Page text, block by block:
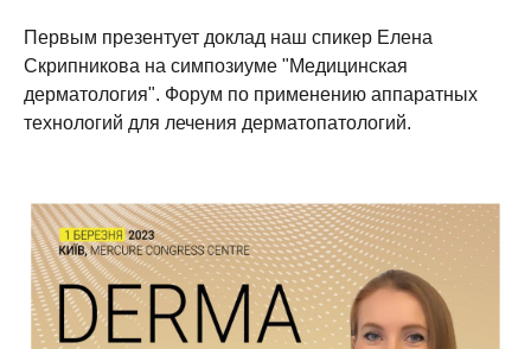
Первым презентует доклад наш спикер Елена
Скрипникова на симпозиуме "Медицинская
дерматология". Форум по применению аппаратных
технологий для лечения дерматопатологий.